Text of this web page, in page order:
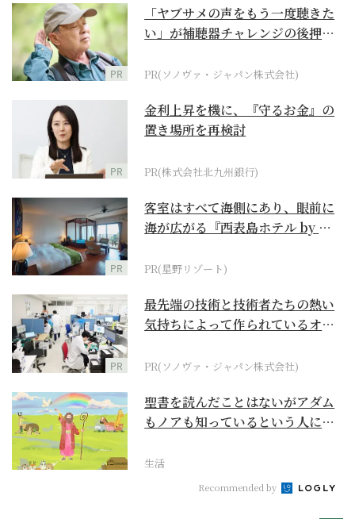
PR
「ヤブサメの声をもう一度聴きた
い」が補聴器チャレンジの後押し
PR(ソノヴァ・ジャパン株式会社)
PR
金利上昇を機に、『守るお金』の
置き場所を再検討
PR(株式会社北九州銀行)
PR
客室はすべて海側にあり、眼前に
海が広がる『西表島ホテル by 星
PR(星野リゾート)
PR
最先端の技術と技術者たちの熱い
気持ちによって作られているオー
PR(ソノヴァ・ジャパン株式会社)
聖書を読んだことはないがアダム
もノアも知っているという人に
生活
Recommended by